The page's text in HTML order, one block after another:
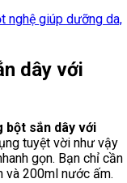
nghệ giúp dưỡng da,
dây với
bột sắn dây với
tuyệt vời như vậy
gọn. Bạn chỉ cần
và 200ml nước ấm.